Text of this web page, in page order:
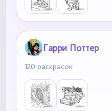
Гарри Поттер
120 раскрасок